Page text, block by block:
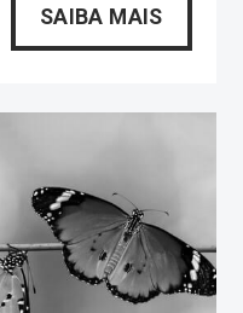
SAIBA MAIS